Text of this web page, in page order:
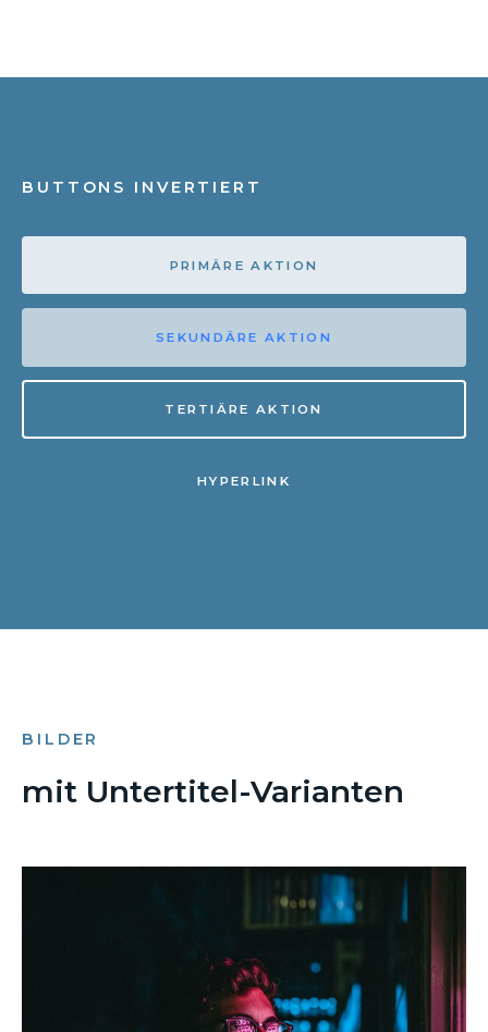
BUTTONS INVERTIERT
PRIMÄRE AKTION
SEKUNDÄRE AKTION
TERTIÄRE AKTION
HYPERLINK
BILDER
mit Untertitel-Varianten